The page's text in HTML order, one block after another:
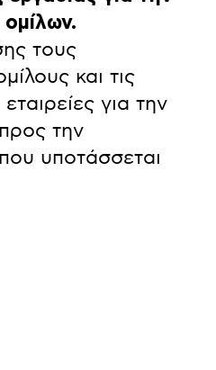
τους
και τις
για την
την
υποτάσσεται